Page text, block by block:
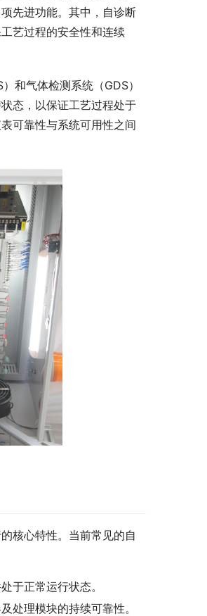
先进功能。其中，自诊断
艺过程的安全性和连续
和气体检测系统（GDS）
态，以保证工艺过程处于
可靠性与系统可用性之间
核心特性。当前常见的自
于正常运行状态。
处理模块的持续可靠性。